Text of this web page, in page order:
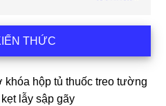
THỨC
khóa hộp tủ thuốc treo tường
lẫy sập gãy